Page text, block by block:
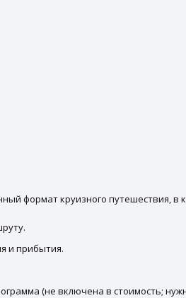
формат круизного путешествия,
и прибытия.
(не включена в стоимость;